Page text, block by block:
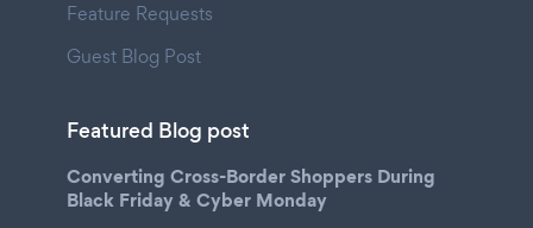
Feature Requests
Guest Blog Post
Featured Blog post
Converting Cross-Border Shoppers During
Black Friday & Cyber Monday